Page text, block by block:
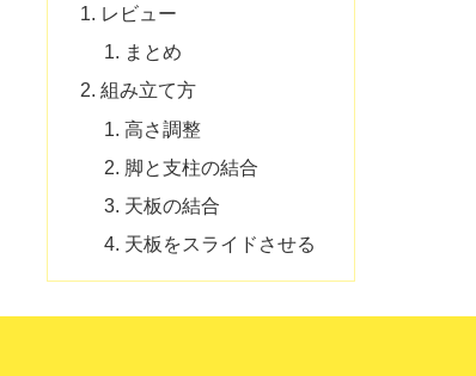
レビュー
まとめ
組み立て方
高さ調整
脚と支柱の結合
天板の結合
天板をスライドさせる